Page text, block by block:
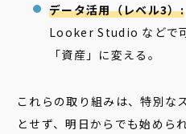
データ活用（レベル3）:
Looker Studio などで
「資産」に変える。
これらの取り組みは、特別な
とせず、明日からでも始めら